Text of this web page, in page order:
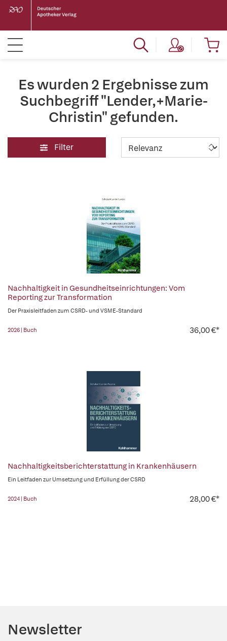
Es wurden 2 Ergebnisse zum
Suchbegriff "Lender,+Marie-
Christin" gefunden.
Filter
Nachhaltigkeit in Gesundheitseinrichtungen: Vom
Reporting zur Transformation
Der Praxisleitfaden zum CSRD- und VSME-Standard
2026 | Buch 36,00 €*
Nachhaltigkeitsberichterstattung in Krankenhäusern
Ein Leitfaden zur Umsetzung und Erfüllung der CSRD
2024 | Buch 28,00 €*
Newsletter